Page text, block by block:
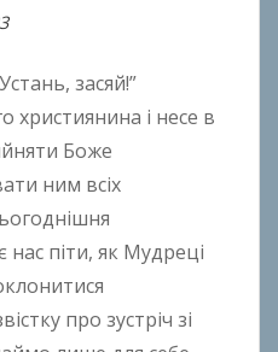
В
д
A
n
n
B
o
k
засяй!”
християнина і несе в
Боже
ним всіх
нас піти, як Мудреці
про зустріч зі